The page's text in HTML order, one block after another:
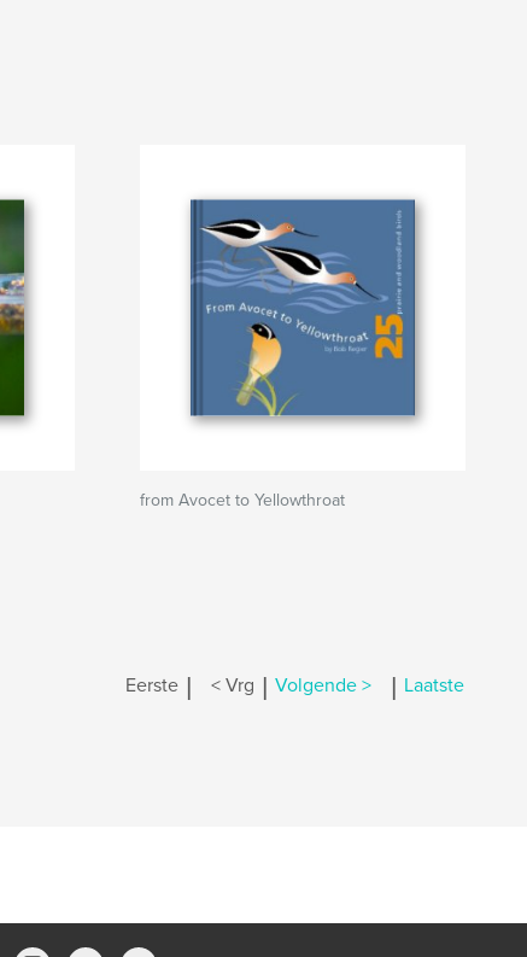
from Avocet to Yellowthroat
Eerste | < Vrg | Volgende > | Laatste